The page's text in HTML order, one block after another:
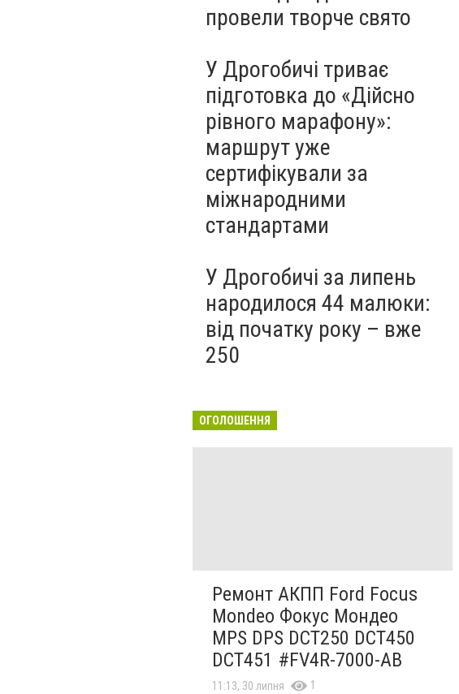
провели творче свято
У Дрогобичі триває
підготовка до «Дійсно
рівного марафону»:
маршрут уже
сертифікували за
міжнародними
стандартами
У Дрогобичі за липень
народилося 44 малюки:
від початку року – вже
250
ОГОЛОШЕННЯ
Ремонт АКПП Ford Focus
Mondeo Фокус Мондео
MPS DPS DCT250 DCT450
DCT451 #FV4R-7000-AB
11:13, 30 липня 1